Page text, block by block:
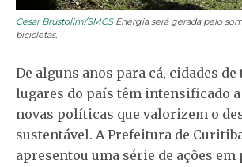
Cesar Brustolim/SMCSEnergia será gerada pelo
bicicletas.
De alguns anos para cá, cidades de
lugares do país têm intensificado
novas políticas que valorizem o
sustentável. A Prefeitura de
apresentou uma série de ações em